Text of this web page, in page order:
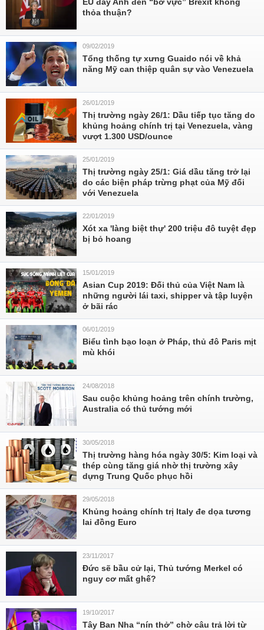
thỏa thuận?
09/02/2019
Tổng thống tự xưng Guaido nói về khả
năng Mỹ can thiệp quân sự vào Venezuela
26/01/2019
Thị trường ngày 26/1: Dầu tiếp tục tăng do
khủng hoảng chính trị tại Venezuela, vàng
vượt 1.300 USD/ounce
25/01/2019
Thị trường ngày 25/1: Giá dầu tăng trở lại
do các biện pháp trừng phạt của Mỹ đối
với Venezuela
22/01/2019
Xót xa 'làng biệt thự' 200 triệu đô tuyệt đẹp
bị bỏ hoang
15/01/2019
Asian Cup 2019: Đối thủ của Việt Nam là
những người lái taxi, shipper và tập luyện
ở bãi rác
06/01/2019
Biểu tình bạo loạn ở Pháp, thủ đô Paris mịt
mù khói
24/08/2018
Sau cuộc khủng hoảng trên chính trường,
Australia có thủ tướng mới
30/05/2018
Thị trường hàng hóa ngày 30/5: Kim loại và
thép cùng tăng giá nhờ thị trường xây
dựng Trung Quốc phục hồi
29/05/2018
Khủng hoảng chính trị Italy đe dọa tương
lai đồng Euro
23/11/2017
Đức sẽ bầu cử lại, Thủ tướng Merkel có
nguy cơ mất ghế?
19/10/2017
Tây Ban Nha “nín thở” chờ câu trả lời từ